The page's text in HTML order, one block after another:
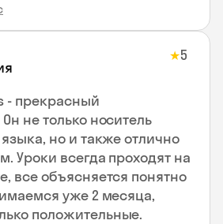
★5
- прекрасный
не только носитель
языка, но и также отлично
Уроки всегда проходят на
все объясняется понятно
уже 2 месяца,
положительные.